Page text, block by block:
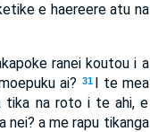
e haereere atu na
ranei koutou i a
ai? 31 I te mea
tika na roto i te ahi, e
nei? a me rapu tikanga